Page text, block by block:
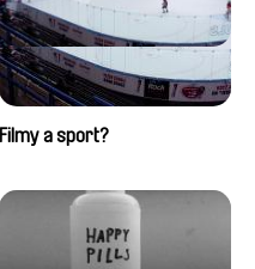
Filmy a sport?